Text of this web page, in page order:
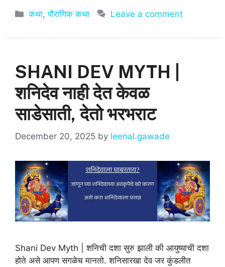
at
p
c
o
k
ai ar
Categories
कथा,पौराणिक कथा Leave a comment
SHANI DEV MYTH |
शनिदेव नाही देत केवळ
साडेसाती, देतो भरभराट
December 20, 2025 by leenal.gawade
Shani Dev Myth | शनिची दशा सुरु झाली की आयुष्याची दशा
होते असे आपण सगळेच मानतो. शनिसारखा देव जर कुंडलीत